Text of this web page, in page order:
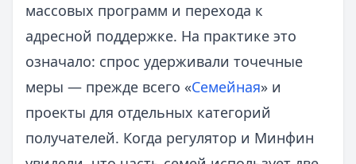
массовых программ и перехода к
адресной поддержке. На практике это
означало: спрос удерживали точечные
меры — прежде всего «Семейная» и
проекты для отдельных категорий
получателей. Когда регулятор и Минфин